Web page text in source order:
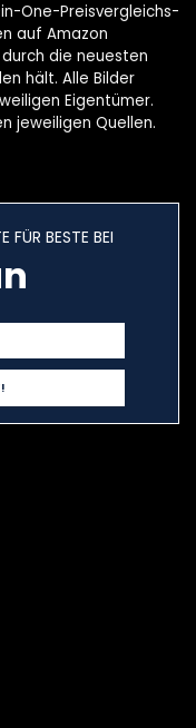
One-Preisvergleichs-
auf Amazon
die neuesten
hält. Alle Bilder
Eigentümer.
jeweiligen Quellen.
FÜR BESTE BEI